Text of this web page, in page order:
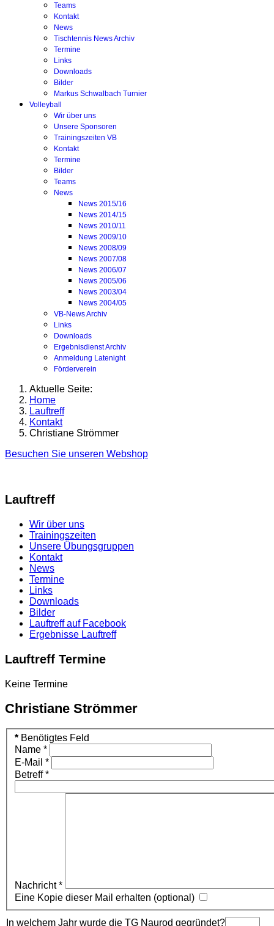
Teams
Kontakt
News
Tischtennis News Archiv
Termine
Links
Downloads
Bilder
Markus Schwalbach Turnier
Volleyball
Wir über uns
Unsere Sponsoren
Trainingszeiten VB
Kontakt
Termine
Bilder
Teams
News
News 2015/16
News 2014/15
News 2010/11
News 2009/10
News 2008/09
News 2007/08
News 2006/07
News 2005/06
News 2003/04
News 2004/05
VB-News Archiv
Links
Downloads
Ergebnisdienst Archiv
Anmeldung Latenight
Förderverein
Aktuelle Seite:
Home
Lauftreff
Kontakt
Christiane Strömmer
Besuchen Sie unseren Webshop
Lauftreff
Wir über uns
Trainingszeiten
Unsere Übungsgruppen
Kontakt
News
Termine
Links
Downloads
Bilder
Lauftreff auf Facebook
Ergebnisse Lauftreff
Lauftreff Termine
Keine Termine
Christiane Strömmer
* Benötigtes Feld
Name *
E-Mail *
Betreff*
Nachricht*
Eine Kopie dieser Mail erhalten (optional)
In welchem Jahr wurde die TG Naurod gegründet?